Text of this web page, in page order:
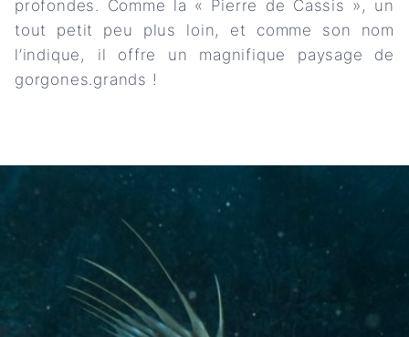
profondes. Comme la « Pierre de Cassis », un
tout petit peu plus loin, et comme son nom
l’indique, il offre un magnifique paysage de
gorgones.grands !